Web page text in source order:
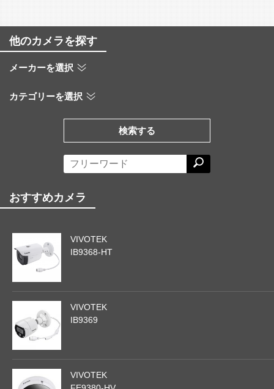
他のカメラを探す
メーカーを選択
カテゴリーを選択
検索する
おすすめカメラ
VIVOTEK
IB9368-HT
VIVOTEK
IB9369
VIVOTEK